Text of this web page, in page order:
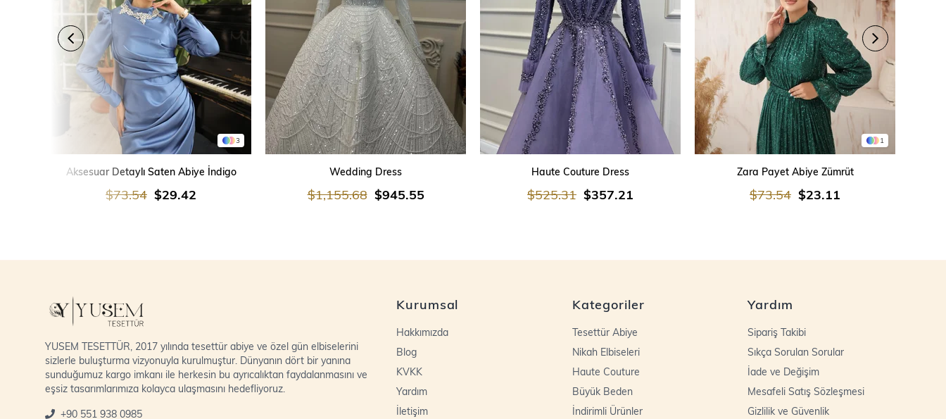
3
Aksesuar Detaylı Saten Abiye İndigo
$29.42
$73.54
Wedding Dress
$945.55
$1,155.68
Haute Couture Dress
$357.21
$525.31
1
Zara Payet Abiye Zümrüt
$23.11
$73.54
YUSEM TESETTÜR, 2017 yılında tesettür abiye ve özel gün elbiselerini
sizlerle buluşturma vizyonuyla kurulmuştur. Dünyanın dört bir yanına
sunduğumuz kargo imkanı ile herkesin bu ayrıcalıktan faydalanmasını ve
eşsiz tasarımlarımıza kolayca ulaşmasını hedefliyoruz.
+90 551 938 0985
Kurumsal
Hakkımızda
Blog
KVKK
Yardım
İletişim
Kategoriler
Tesettür Abiye
Nikah Elbiseleri
Haute Couture
Büyük Beden
İndirimli Ürünler
Yardım
Sipariş Takibi
Sıkça Sorulan Sorular
İade ve Değişim
Mesafeli Satış Sözleşmesi
Gizlilik ve Güvenlik